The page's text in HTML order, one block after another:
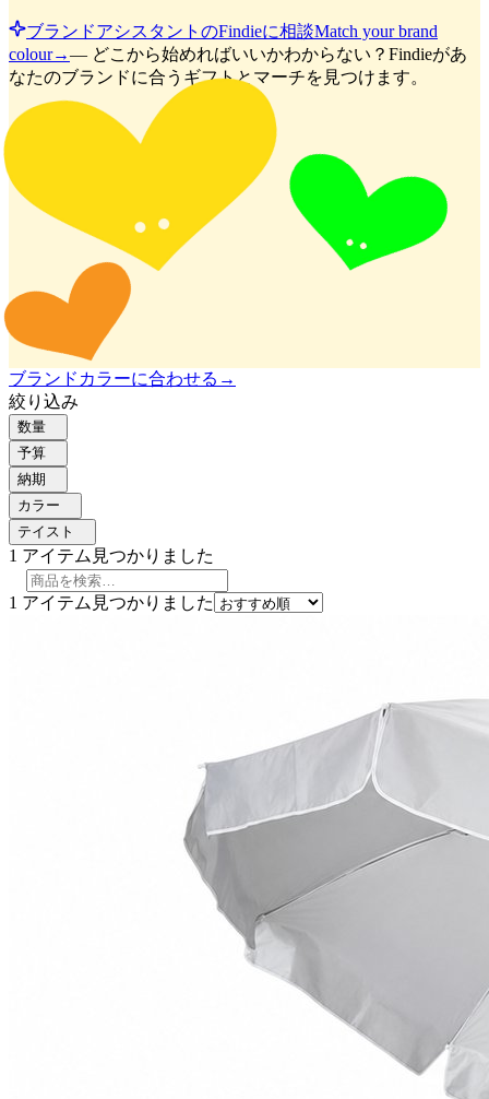
ブランドアシスタントのFindieに相談Match your brand
colour→— どこから始めればいいかわからない？Findieがあ
なたのブランドに合うギフトとマーチを見つけます。
ブランドカラーに合わせる →
絞り込み
数量
予算
納期
カラー
テイスト
1 アイテム見つかりました
1 アイテム見つかりました